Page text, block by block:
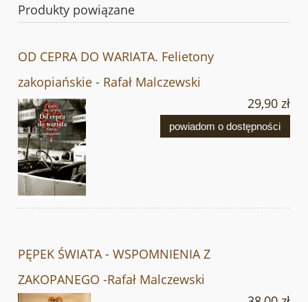
Produkty powiązane
OD CEPRA DO WARIATA. Felietony
zakopiańskie - Rafał Malczewski
29,90 zł
powiadom o dostępności
PĘPEK ŚWIATA - WSPOMNIENIA Z
ZAKOPANEGO -Rafał Malczewski